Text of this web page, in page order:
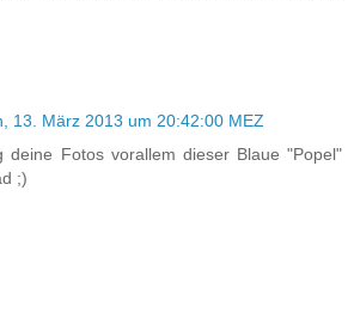
13. März 2013 um 20:42:00 MEZ
deine Fotos vorallem dieser Blaue "Popel"
;)